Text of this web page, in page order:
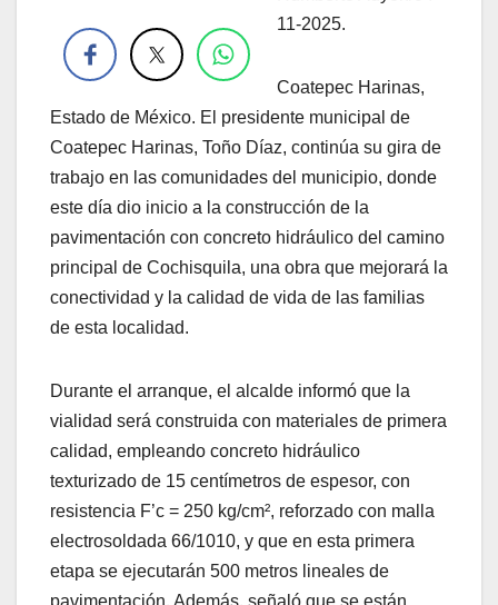
11-2025.
Coatepec Harinas,
Estado de México. El presidente municipal de
Coatepec Harinas, Toño Díaz, continúa su gira de
trabajo en las comunidades del municipio, donde
este día dio inicio a la construcción de la
pavimentación con concreto hidráulico del camino
principal de Cochisquila, una obra que mejorará la
conectividad y la calidad de vida de las familias
de esta localidad.
Durante el arranque, el alcalde informó que la
vialidad será construida con materiales de primera
calidad, empleando concreto hidráulico
texturizado de 15 centímetros de espesor, con
resistencia F’c = 250 kg/cm², reforzado con malla
electrosoldada 66/1010, y que en esta primera
etapa se ejecutarán 500 metros lineales de